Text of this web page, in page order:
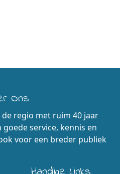
Ons
regio met ruim 40 jaar
service, kennis en
voor een breder publiek